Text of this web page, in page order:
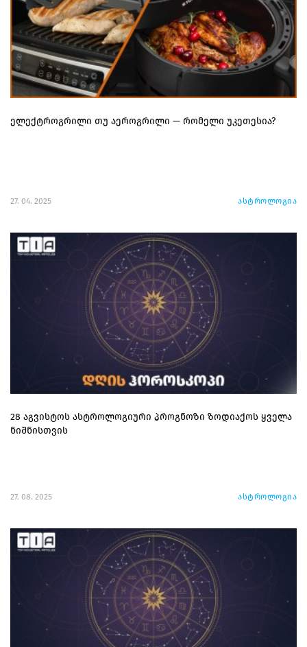
ელექტროგრილი თუ აეროგრილი — რომელი უკეთესია?
27. 04. 2025 ასტროლოგია
28 აგვისტოს ასტროლოგიური პროგნოზი ზოდიაქოს ყველა
ნიშნისთვის
27. 08. 2025 ასტროლოგია